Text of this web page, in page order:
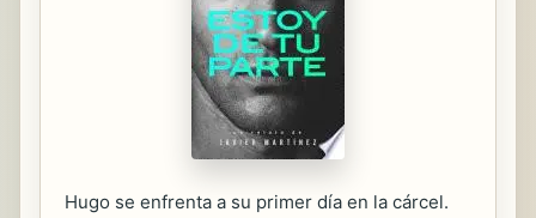
Hugo se enfrenta a su primer día en la cárcel.